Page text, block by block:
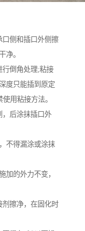
口侧和插口外侧擦
净。
行倒角处理;粘接
度只能插到原定
用粘接方法。
，后涂抹插口外
不得漏涂或涂抹
加的外力不变，
剂擦净，在固化时